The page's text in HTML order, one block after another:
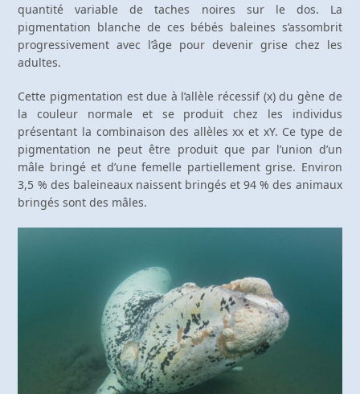
quantité variable de taches noires sur le dos. La
pigmentation blanche de ces bébés baleines s’assombrit
progressivement avec l’âge pour devenir grise chez les
adultes.
Cette pigmentation est due à l’allèle récessif (x) du gène de
la couleur normale et se produit chez les individus
présentant la combinaison des allèles xx et xY. Ce type de
pigmentation ne peut être produit que par l’union d’un
mâle bringé et d’une femelle partiellement grise. Environ
3,5 % des baleineaux naissent bringés et 94 % des animaux
bringés sont des mâles.